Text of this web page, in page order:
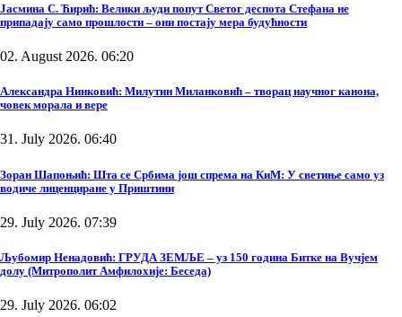
Јасмина С. Ћирић: Велики људи попут Светог деспота Стефана не
припадају само прошлости – они постају мера будућности
02. August 2026. 06:20
Александра Нинковић: Милутин Миланковић – творац научног канона,
човек морала и вере
31. July 2026. 06:40
Зоран Шапоњић: Шта се Србима још спрема на КиМ: У светиње само уз
водиче лиценциране у Приштини
29. July 2026. 07:39
Љубомир Ненадовић: ГРУДА ЗЕМЉЕ – уз 150 година Битке на Вучјем
долу (Митрополит Амфилохије: Беседа)
29. July 2026. 06:02